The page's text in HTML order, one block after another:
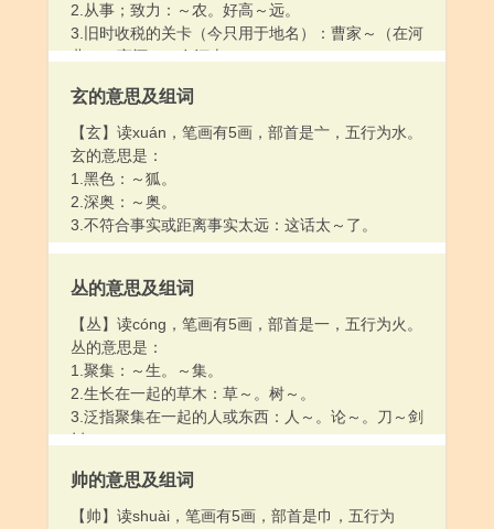
2.从事；致力：～农。好高～远。
3.旧时收税的关卡（今只用于地名）：曹家～（在河
北）。商酒～（在河南）。
5.姓。
玄的意思及组词
【玄】读xuán，笔画有5画，部首是亠，五行为水。
玄的意思是：
1.黑色：～狐。
2.深奥：～奥。
3.不符合事实或距离事实太远：这话太～了。
丛的意思及组词
【丛】读cóng，笔画有5画，部首是一，五行为火。
丛的意思是：
1.聚集：～生。～集。
2.生长在一起的草木：草～。树～。
3.泛指聚集在一起的人或东西：人～。论～。刀～剑
树。
5.姓。
帅的意思及组词
【帅】读shuài，笔画有5画，部首是巾，五行为